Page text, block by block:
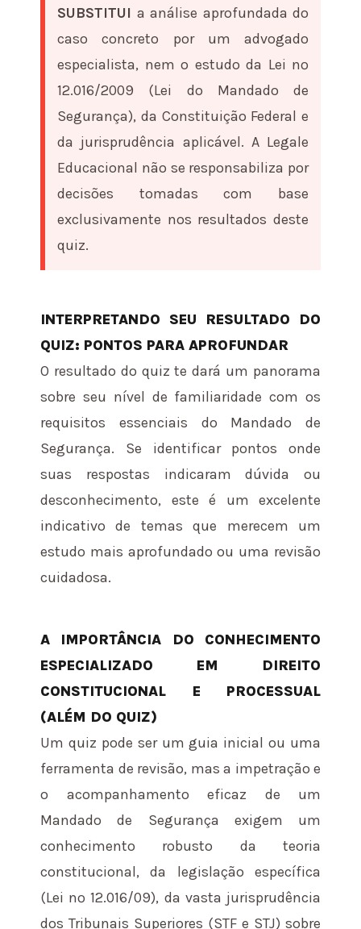
SUBSTITUI a análise aprofundada do
caso concreto por um advogado
especialista, nem o estudo da Lei nº
12.016/2009 (Lei do Mandado de
Segurança), da Constituição Federal e
da jurisprudência aplicável. A Legale
Educacional não se responsabiliza por
decisões tomadas com base
exclusivamente nos resultados deste
quiz.
INTERPRETANDO SEU RESULTADO DO
QUIZ: PONTOS PARA APROFUNDAR
O resultado do quiz te dará um panorama
sobre seu nível de familiaridade com os
requisitos essenciais do Mandado de
Segurança. Se identificar pontos onde
suas respostas indicaram dúvida ou
desconhecimento, este é um excelente
indicativo de temas que merecem um
estudo mais aprofundado ou uma revisão
cuidadosa.
A IMPORTÂNCIA DO CONHECIMENTO
ESPECIALIZADO EM DIREITO
CONSTITUCIONAL E PROCESSUAL
(ALÉM DO QUIZ)
Um quiz pode ser um guia inicial ou uma
ferramenta de revisão, mas a impetração e
o acompanhamento eficaz de um
Mandado de Segurança exigem um
conhecimento robusto da teoria
constitucional, da legislação específica
(Lei nº 12.016/09), da vasta jurisprudência
dos Tribunais Superiores (STF e STJ) sobre